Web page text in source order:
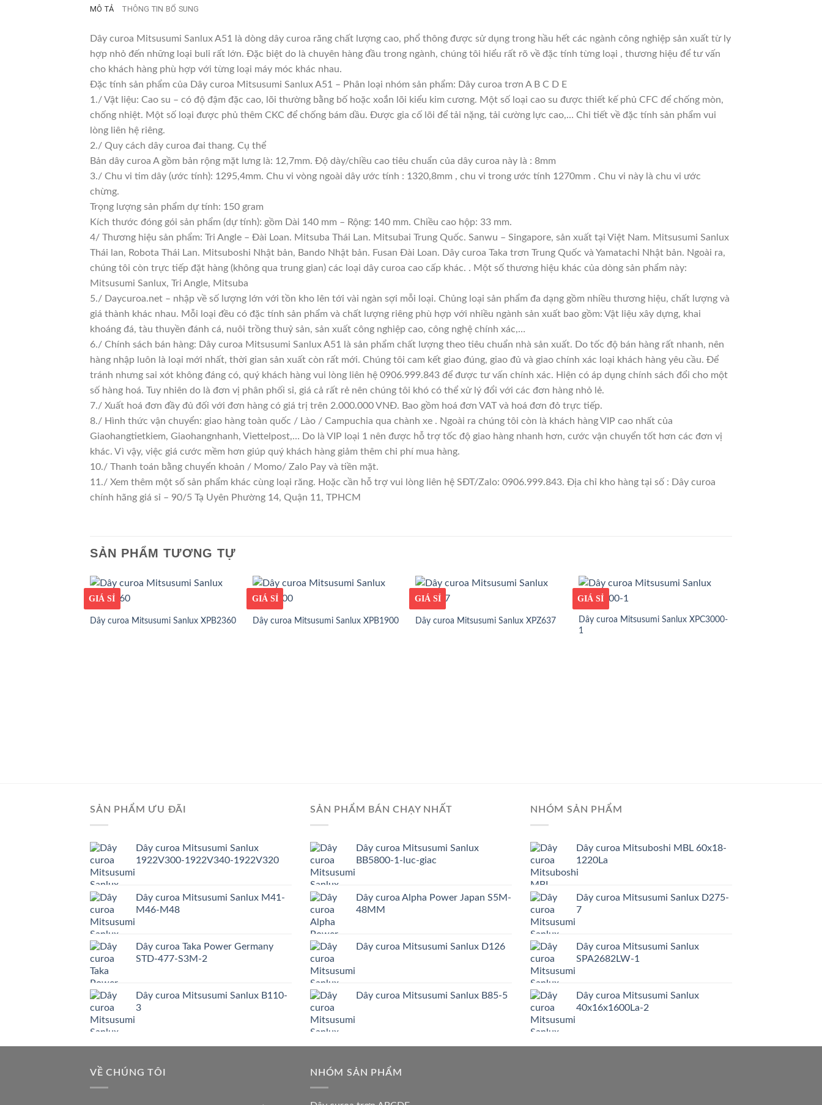
MÔ TẢ THÔNG TIN BỔ SUNG
Dây curoa Mitsusumi Sanlux A51 là dòng dây curoa răng chất lượng cao, phổ thông được sử dụng trong hầu hết các ngành công nghiệp sản xuất từ ly
hợp nhỏ đến những loại buli rất lớn. Đặc biệt do là chuyên hàng đầu trong ngành, chúng tôi hiểu rất rõ về đặc tính từng loại , thương hiệu để tư vấn
cho khách hàng phù hợp với từng loại máy móc khác nhau.
Đặc tính sản phẩm của Dây curoa Mitsusumi Sanlux A51 – Phân loại nhóm sản phẩm: Dây curoa trơn A B C D E
1./ Vật liệu: Cao su – có độ đậm đặc cao, lõi thường bằng bố hoặc xoắn lõi kiểu kim cương. Một số loại cao su được thiết kế phủ CFC để chống mòn,
chống nhiệt. Một số loại được phủ thêm CKC để chống bám dầu. Được gia cố lõi để tải nặng, tải cường lực cao,… Chi tiết về đặc tính sản phẩm vui
lòng liên hệ riêng.
2./ Quy cách dây curoa đai thang. Cụ thể
Bản dây curoa A gồm bản rộng mặt lưng là: 12,7mm. Độ dày/chiều cao tiêu chuẩn của dây curoa này là : 8mm
3./ Chu vi tim dây (ước tính): 1295,4mm. Chu vi vòng ngoài dây ước tính : 1320,8mm , chu vi trong ước tính 1270mm . Chu vi này là chu vi ước
chừng.
Trọng lượng sản phẩm dự tính: 150 gram
Kích thước đóng gói sản phẩm (dự tính): gồm Dài 140 mm – Rộng: 140 mm. Chiều cao hộp: 33 mm.
4/ Thương hiệu sản phẩm: Tri Angle – Đài Loan. Mitsuba Thái Lan. Mitsubai Trung Quốc. Sanwu – Singapore, sản xuất tại Việt Nam. Mitsusumi Sanlux
Thái lan, Robota Thái Lan. Mitsuboshi Nhật bản, Bando Nhật bản. Fusan Đài Loan. Dây curoa Taka trơn Trung Quốc và Yamatachi Nhật bản. Ngoài ra,
chúng tôi còn trực tiếp đặt hàng (không qua trung gian) các loại dây curoa cao cấp khác. . Một số thương hiệu khác của dòng sản phẩm này:
Mitsusumi Sanlux, Tri Angle, Mitsuba
5./ Daycuroa.net – nhập về số lượng lớn với tồn kho lên tới vài ngàn sợi mỗi loại. Chủng loại sản phẩm đa dạng gồm nhiều thương hiệu, chất lượng và
giá thành khác nhau. Mỗi loại đều có đặc tính sản phẩm và chất lượng riêng phù hợp với nhiều ngành sản xuất bao gồm: Vật liệu xây dựng, khai
khoáng đá, tàu thuyền đánh cá, nuôi trồng thuỷ sản, sản xuất công nghiệp cao, công nghệ chính xác,…
6./ Chính sách bán hàng: Dây curoa Mitsusumi Sanlux A51 là sản phẩm chất lượng theo tiêu chuẩn nhà sản xuất. Do tốc độ bán hàng rất nhanh, nên
hàng nhập luôn là loại mới nhất, thời gian sản xuất còn rất mới. Chúng tôi cam kết giao đúng, giao đủ và giao chính xác loại khách hàng yêu cầu. Để
tránh nhưng sai xót không đáng có, quý khách hàng vui lòng liên hệ 0906.999.843 để được tư vấn chính xác. Hiện có áp dụng chính sách đổi cho một
số hàng hoá. Tuy nhiên do là đơn vị phân phối sỉ, giá cả rất rẻ nên chúng tôi khó có thể xử lý đổi với các đơn hàng nhỏ lẻ.
7./ Xuất hoá đơn đầy đủ đối với đơn hàng có giá trị trên 2.000.000 VNĐ. Bao gồm hoá đơn VAT và hoá đơn đỏ trực tiếp.
8./ Hình thức vận chuyển: giao hàng toàn quốc / Lào / Campuchia qua chành xe . Ngoài ra chúng tôi còn là khách hàng VIP cao nhất của
Giaohangtietkiem, Giaohangnhanh, Viettelpost,… Do là VIP loại 1 nên được hỗ trợ tốc độ giao hàng nhanh hơn, cước vận chuyển tốt hơn các đơn vị
khác. Vì vậy, việc giá cước mềm hơn giúp quý khách hàng giảm thêm chi phí mua hàng.
10./ Thanh toán bằng chuyển khoản / Momo/ Zalo Pay và tiền mặt.
11./ Xem thêm một số sản phẩm khác cùng loại răng. Hoặc cần hỗ trợ vui lòng liên hệ SĐT/Zalo: 0906.999.843. Địa chỉ kho hàng tại số : Dây curoa
chính hãng giá sỉ – 90/5 Tạ Uyên Phường 14, Quận 11, TPHCM
SẢN PHẨM TƯƠNG TỰ
GIÁ TỐT
GIÁ SỈ
Dây curoa Mitsusumi Sanlux XPB2360
GIÁ TỐT
GIÁ SỈ
Dây curoa Mitsusumi Sanlux XPB1900
GIÁ TỐT
GIÁ SỈ
Dây curoa Mitsusumi Sanlux XPZ637
GIÁ TỐT
GIÁ SỈ
Dây curoa Mitsusumi Sanlux XPC3000-
1
SẢN PHẨM ƯU ĐÃI
Dây curoa Mitsusumi Sanlux
1922V300-1922V340-1922V320
Dây curoa Mitsusumi Sanlux M41-
M46-M48
Dây curoa Taka Power Germany
STD-477-S3M-2
Dây curoa Mitsusumi Sanlux B110-
3
SẢN PHẨM BÁN CHẠY NHẤT
Dây curoa Mitsusumi Sanlux
BB5800-1-luc-giac
Dây curoa Alpha Power Japan S5M-
48MM
Dây curoa Mitsusumi Sanlux D126
Dây curoa Mitsusumi Sanlux B85-5
NHÓM SẢN PHẨM
Dây curoa Mitsuboshi MBL 60x18-
1220La
Dây curoa Mitsusumi Sanlux D275-
7
Dây curoa Mitsusumi Sanlux
SPA2682LW-1
Dây curoa Mitsusumi Sanlux
40x16x1600La-2
VỀ CHÚNG TÔI NHÓM SẢN PHẨM